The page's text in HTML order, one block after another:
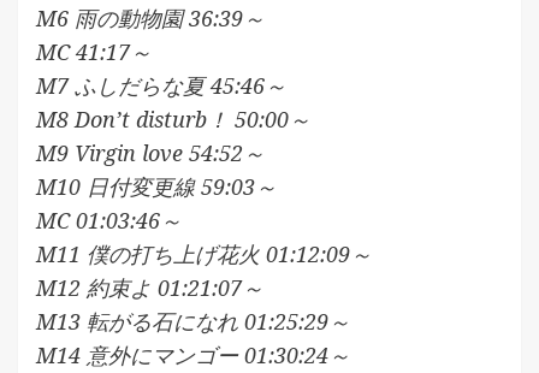
M6 雨の動物園 36:39～
MC 41:17～
M7 ふしだらな夏 45:46～
M8 Don’t disturb！ 50:00～
M9 Virgin love 54:52～
M10 日付変更線 59:03～
MC 01:03:46～
M11 僕の打ち上げ花火 01:12:09～
M12 約束よ 01:21:07～
M13 転がる石になれ 01:25:29～
M14 意外にマンゴー 01:30:24～